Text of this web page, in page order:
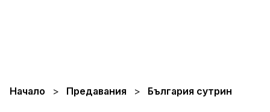
Начало Предавания България сутрин